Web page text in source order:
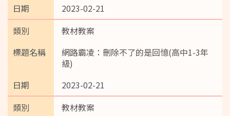
2023-02-21
教材教案
網路霸凌：刪除不了的是回憶(高中1-3年
級)
2023-02-21
教材教案